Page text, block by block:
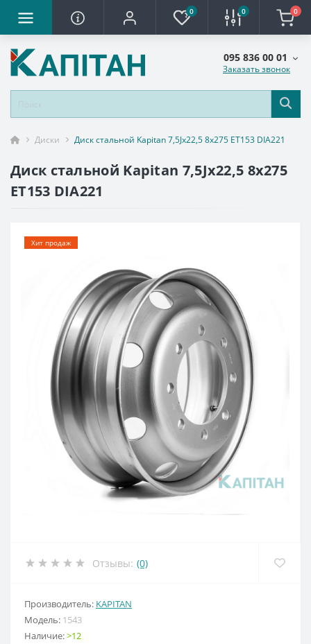
0 0 0
095 836 00 01
Заказать звонок
Диски Диск стальной Kapitan 7,5Jx22,5 8x275 ET153 DIA221
Диск стальной Kapitan 7,5Jx22,5 8x275
ET153 DIA221
Хит продаж
Отзывы: (0)
Производитель: KAPITAN
Модель: 1543
Наличие:>12